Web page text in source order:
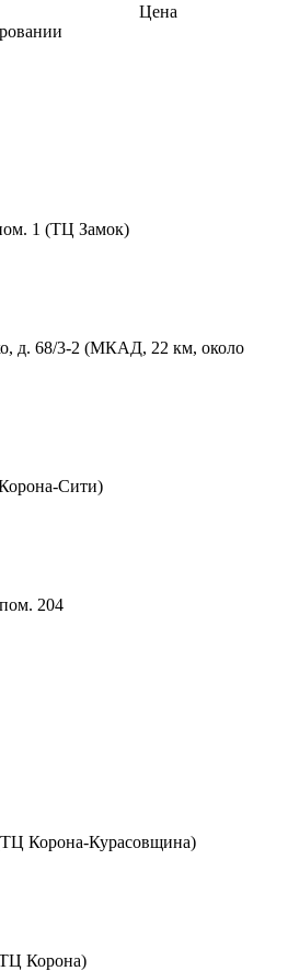
Цена
1 (ТЦ Замок)
д. 68/3-2 (МКАД, 22 км, около
Сити)
204
Корона-Курасовщина)
Корона)